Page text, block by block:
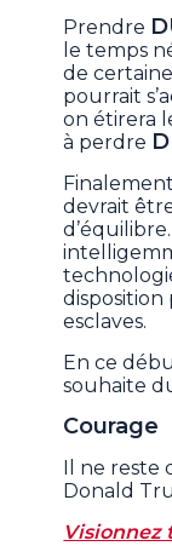
Prendre
le temps
de
pourrait
on étirera
à perdre
devrait
esclaves.
En ce
souhaite
Courage
Il ne reste
Donald
Visionnez